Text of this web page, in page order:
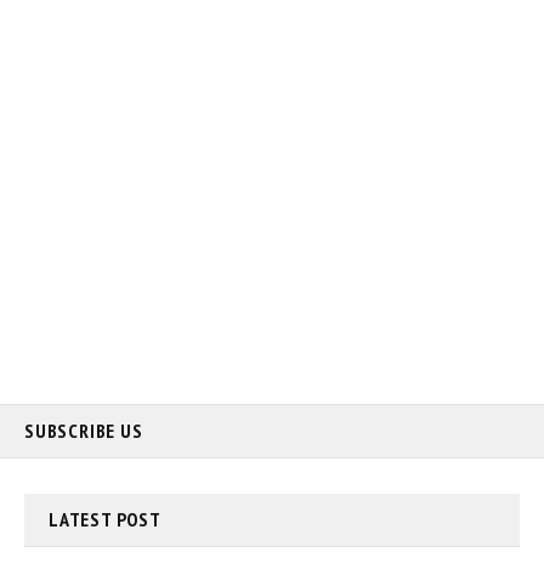
SUBSCRIBE US
LATEST POST